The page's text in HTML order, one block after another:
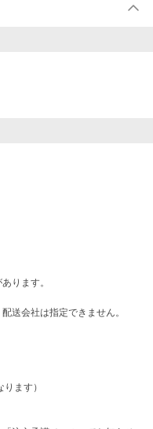
ります。
送会社は指定できません。
ます）